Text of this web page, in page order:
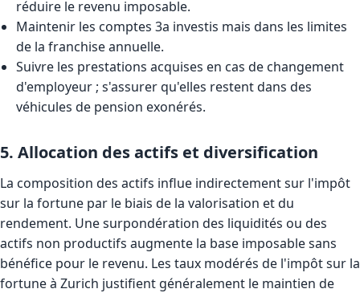
réduire le revenu imposable.
Maintenir les comptes 3a investis mais dans les limites
de la franchise annuelle.
Suivre les prestations acquises en cas de changement
d'employeur ; s'assurer qu'elles restent dans des
véhicules de pension exonérés.
5. Allocation des actifs et diversification
La composition des actifs influe indirectement sur l'impôt
sur la fortune par le biais de la valorisation et du
rendement. Une surpondération des liquidités ou des
actifs non productifs augmente la base imposable sans
bénéfice pour le revenu. Les taux modérés de l'impôt sur la
fortune à Zurich justifient généralement le maintien de